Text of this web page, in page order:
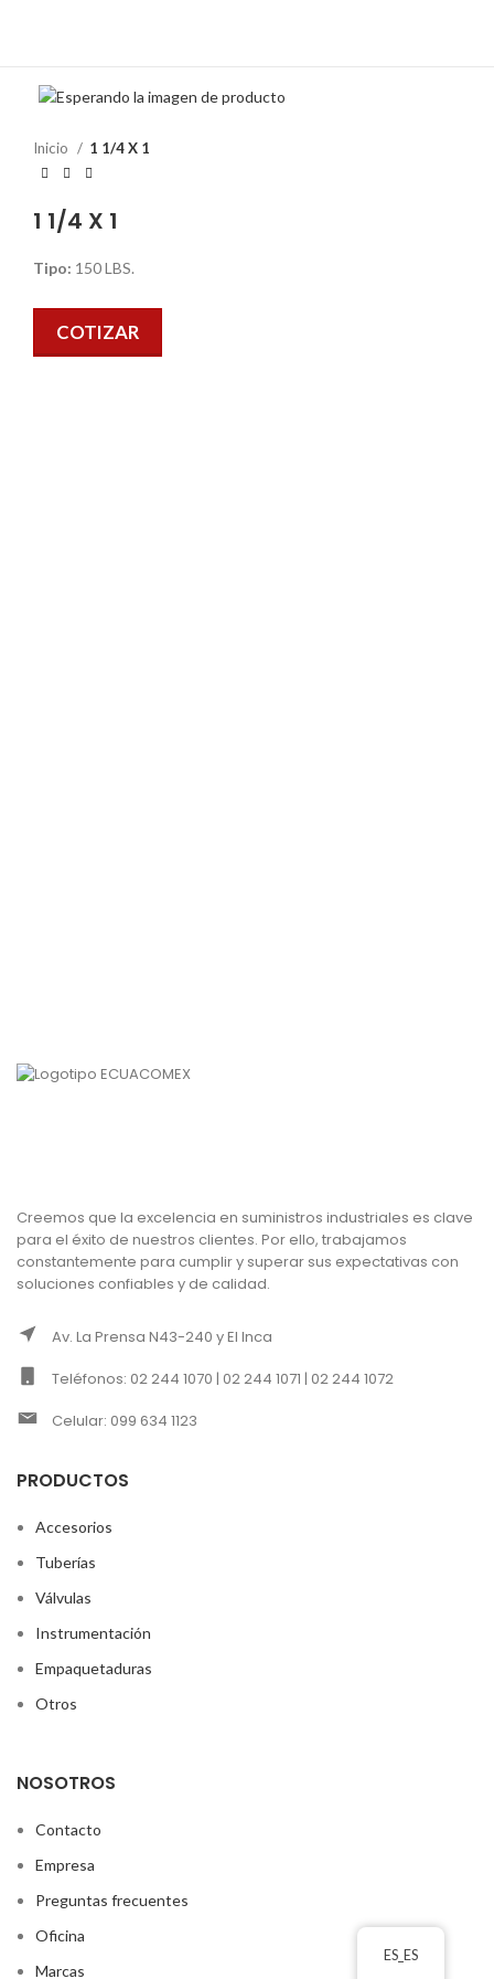
Inicio 1 1/4 X 1
1 1/4 X 1
Tipo: 150 LBS.
COTIZAR
Creemos que la excelencia en suministros industriales es clave
para el éxito de nuestros clientes. Por ello, trabajamos
constantemente para cumplir y superar sus expectativas con
soluciones confiables y de calidad.
Av. La Prensa N43-240 y El Inca
Teléfonos: 02 244 1070 | 02 244 1071 | 02 244 1072
Celular: 099 634 1123
PRODUCTOS
Accesorios
Tuberías
Válvulas
Instrumentación
Empaquetaduras
Otros
NOSOTROS
Contacto
Empresa
Preguntas frecuentes
Oficina
Marcas
ES_ES